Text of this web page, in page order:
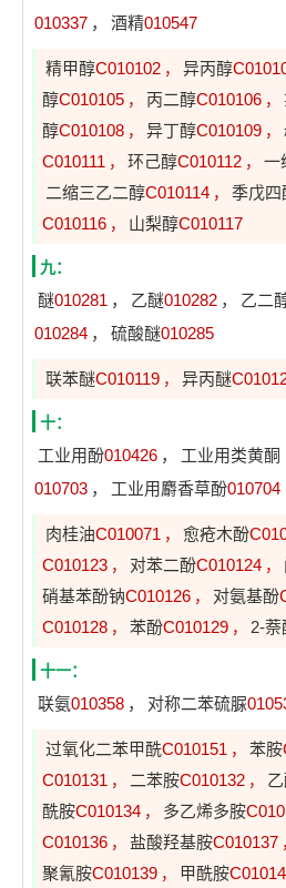
010337 ， 酒精010547
精甲醇C010102 ， 异丙醇
醇C010105 ， 丙二醇C010106 ，
醇C010108 ， 异丁醇C010109 ，
C010111 ， 环己醇C010112 ， 一
二缩三乙二醇C010114 ， 季戊四
C010116 ， 山梨醇C010117
九：
醚010281 ， 乙醚010282 ， 乙二
010284 ， 硫酸醚010285
联苯醚C010119 ， 异丙醚
十：
工业用酚010426 ，
工业用类黄酮
010703 ， 工业用麝香草酚010704
肉桂油C010071 ， 愈疮木酚
C010123 ， 对苯二酚C010124 ，
硝基苯酚钠C010126 ， 对氨基酚
C010128 ， 苯酚C010129 ， 2-萘
十一：
联氨010358 ， 对称二苯硫脲
过氧化二苯甲酰C010151 ， 苯胺
C010131 ， 二苯胺C010132 ，
酰胺C010134 ， 多乙烯多胺
C010136 ， 盐酸羟基胺C010137
聚氰胺C010139 ， 甲酰胺